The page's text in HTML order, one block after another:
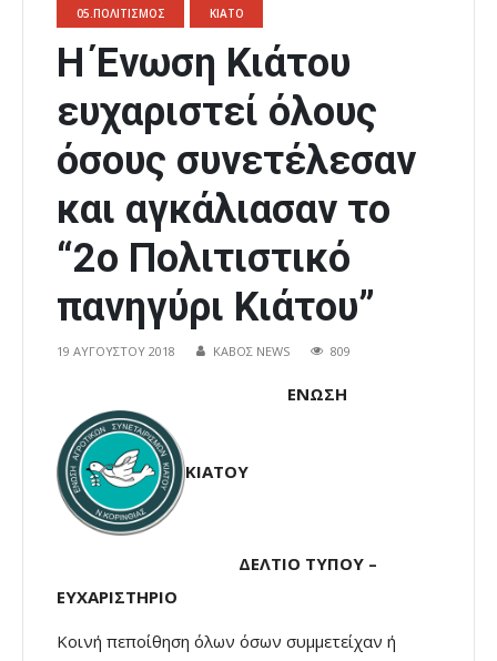
05.ΠΟΛΙΤΙΣΜΟΣ ΚΙΑΤΟ
Η Ένωση Κιάτου
ευχαριστεί όλους
όσους συνετέλεσαν
και αγκάλιασαν το
“2o Πολιτιστικό
πανηγύρι Κιάτου”
19 ΑΥΓΟΎΣΤΟΥ 2018 ΚΑΒΟΣ NEWS 809
ΕΝΩΣΗ
ΚΙΑΤΟΥ
ΔΕΛΤΙΟ ΤΥΠΟΥ –
ΕΥΧΑΡΙΣΤΗΡΙΟ
Κοινή πεποίθηση όλων όσων συμμετείχαν ή